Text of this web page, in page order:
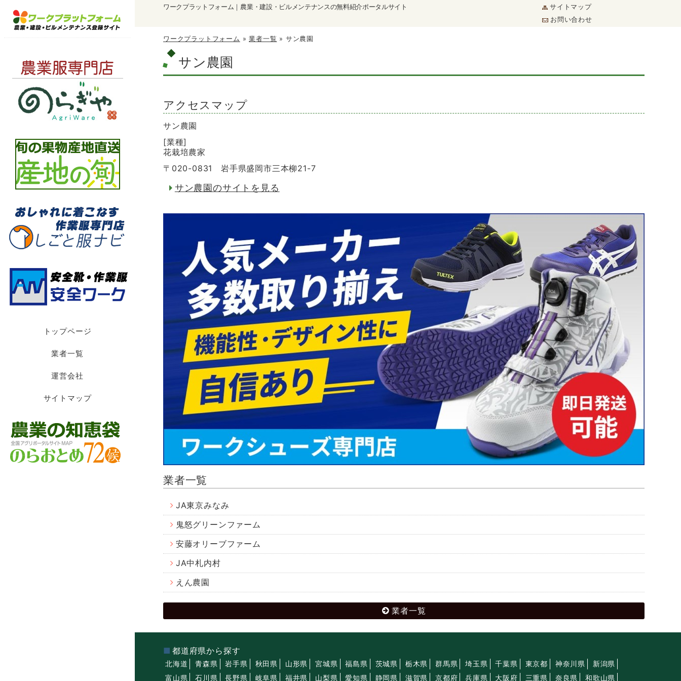
ワークプラットフォーム｜農業・建設・ビルメンテナンスの無料紹介ポータルサイト
サイトマップ
お問い合わせ
トップページ
業者一覧
運営会社
サイトマップ
ワークプラットフォーム »業者一覧 » サン農園
サン農園
アクセスマップ
サン農園
[業種]
花栽培農家
〒020-0831 岩手県盛岡市三本柳21-7
サン農園のサイトを見る
業者一覧
JA東京みなみ
鬼怒グリーンファーム
安藤オリーブファーム
JA中札内村
えん農園
業者一覧
都道府県から探す
北海道 青森県 岩手県 秋田県 山形県 宮城県 福島県 茨城県 栃木県 群馬県 埼玉県 千葉県 東京都 神奈川県
新潟県
富山県
石川県 長野県 岐阜県 福井県 山梨県 愛知県 静岡県 滋賀県 京都府 兵庫県 大阪府 三重県 奈良県 和歌山県